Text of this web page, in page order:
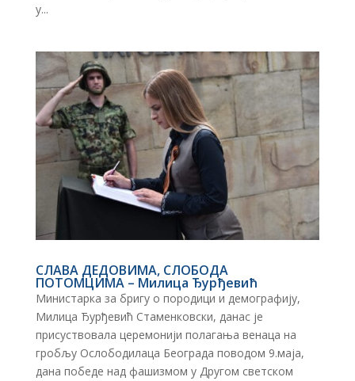
у...
СЛАВА ДЕДОВИМА, СЛОБОДА
ПОТОМЦИМА – Милица Ђурђевић
Министарка за бригу о породици и демографију,
Милица Ђурђевић Стаменковски, данас је
присуствовала церемонији полагања венаца на
гробљу Ослободилаца Београда поводом 9.маја,
дана победе над фашизмом у Другом светском